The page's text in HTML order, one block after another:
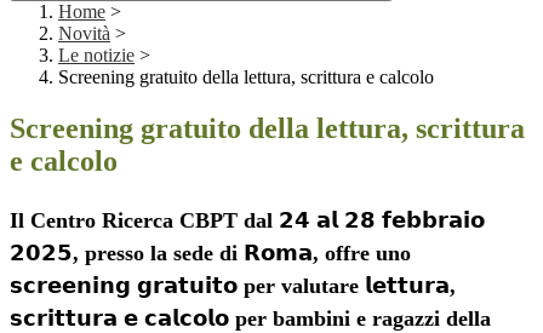
Home >
Novità >
Le notizie >
Screening gratuito della lettura, scrittura e calcolo
Screening gratuito della lettura, scrittura
e calcolo
Il Centro Ricerca CBPT dal 𝟮𝟰 𝗮𝗹 𝟮𝟴 𝗳𝗲𝗯𝗯𝗿𝗮𝗶𝗼
𝟮𝟬𝟮𝟱, presso la sede di 𝗥𝗼𝗺𝗮, offre uno
𝘀𝗰𝗿𝗲𝗲𝗻𝗶𝗻𝗴 𝗴𝗿𝗮𝘁𝘂𝗶𝘁𝗼 per valutare 𝗹𝗲𝘁𝘁𝘂𝗿𝗮,
𝘀𝗰𝗿𝗶𝘁𝘁𝘂𝗿𝗮 𝗲 𝗰𝗮𝗹𝗰𝗼𝗹𝗼 per bambini e ragazzi della